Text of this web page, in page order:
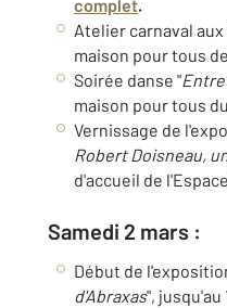
complet.
Atelier carnaval aux
maison pour tous
Soirée danse "
maison pour tous
Vernissage de
Robert Doisneau,
d'accueil de
Samedi 2 mars :
Début de
d'Abraxas", jusqu'au